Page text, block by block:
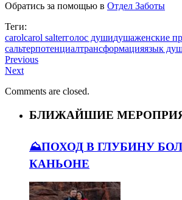
Обратись за помощью в Отдел Заботы
Теги:
carolcarol salterголос душидушаженские
сальтерпотенциалтрансформацияязык
Previous
Next
Comments are closed.
БЛИЖАЙШИЕ
⛰️ПОХОД В ГЛУБИНУ
КАНЬОНЕ